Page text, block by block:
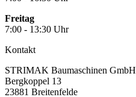
Freitag
7:00 - 13:30 Uhr
Kontakt
STRIMAK Baumaschinen GmbH
Bergkoppel 13
23881 Breitenfelde